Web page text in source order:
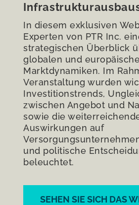
In diesem exklusiven
Experten von PTR Inc.
strategischen Überblick
globalen und
Marktdynamiken. Im
Veranstaltung wurden
Investitionstrends,
zwischen Angebot und
sowie die
Auswirkungen auf
und politische
beleuchtet.
SEHEN SIE SICH DAS